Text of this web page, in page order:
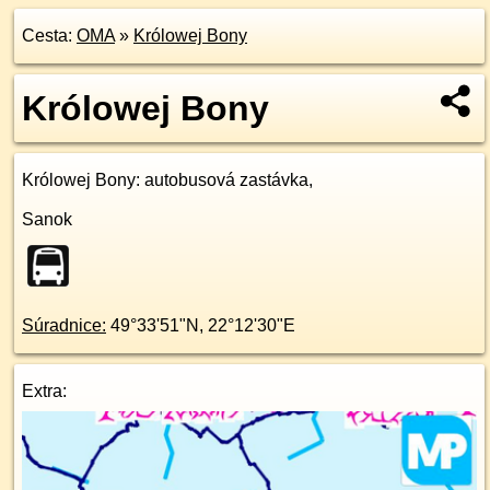
Cesta: OMA» Królowej Bony
Królowej Bony
Królowej Bony: autobusová zastávka,
Sanok
Súradnice: 49°33'51"N , 22°12'30"E
Extra: